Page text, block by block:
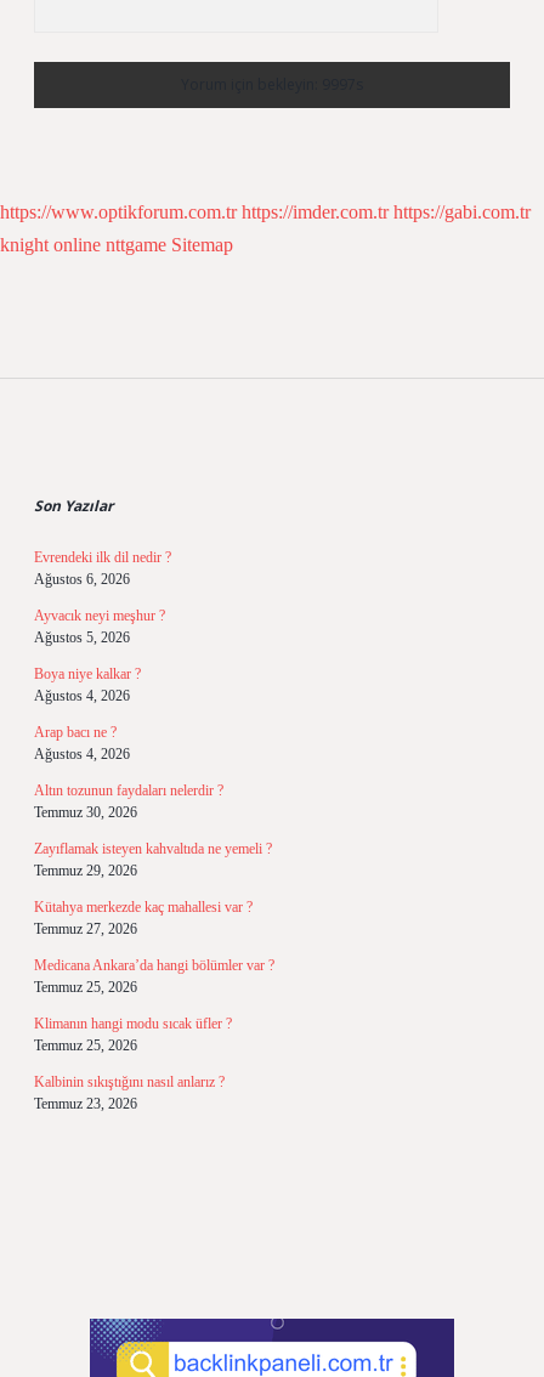
https://www.optikforum.com.tr https://imder.com.tr https://gabi.com.tr
knight online nttgame Sitemap
Son Yazılar
Evrendeki ilk dil nedir ?
Ağustos 6, 2026
Ayvacık neyi meşhur ?
Ağustos 5, 2026
Boya niye kalkar ?
Ağustos 4, 2026
Arap bacı ne ?
Ağustos 4, 2026
Altın tozunun faydaları nelerdir ?
Temmuz 30, 2026
Zayıflamak isteyen kahvaltıda ne yemeli ?
Temmuz 29, 2026
Kütahya merkezde kaç mahallesi var ?
Temmuz 27, 2026
Medicana Ankara’da hangi bölümler var ?
Temmuz 25, 2026
Klimanın hangi modu sıcak üfler ?
Temmuz 25, 2026
Kalbinin sıkıştığını nasıl anlarız ?
Temmuz 23, 2026